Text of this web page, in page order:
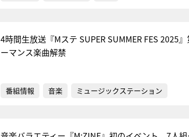
4時間生放送『Mステ SUPER SUMMER FES 2025
ーマンス楽曲解禁
番組情報 音楽 ミュージックステーション